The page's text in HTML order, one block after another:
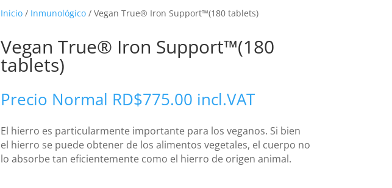
Inicio/ Inmunológico/ Vegan True® Iron Support™(180 tablets)
Vegan True® Iron Support™(180
tablets)
Precio Normal RD$775.00 incl.VAT
El hierro es particularmente importante para los veganos. Si bien
el hierro se puede obtener de los alimentos vegetales, el cuerpo no
lo absorbe tan eficientemente como el hierro de origen animal.